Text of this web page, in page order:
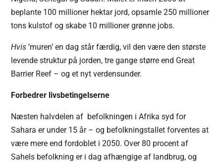
beplante 100 millioner hektar jord, opsamle 250 millioner
tons kulstof og skabe 10 millioner grønne jobs.
Hvis ’muren’ en dag står færdig, vil den være den største
levende struktur på jorden, tre gange større end Great
Barrier Reef – og et nyt verdensunder.
Forbedrer livsbetingelserne
Næsten halvdelen af ​​ befolkningen i Afrika syd for
Sahara er under 15 år – og befolkningstallet forventes at
være mere end fordoblet i 2050. Over 80 procent af
Sahels befolkning er i dag afhængige af landbrug, og